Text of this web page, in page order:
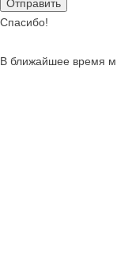
Спасибо!
В ближайшее время